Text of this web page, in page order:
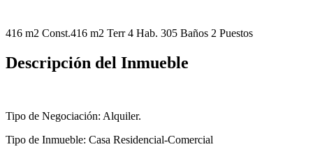
416 m2 Const.416 m2 Terr 4 Hab. 305 Baños 2 Puestos
Descripción del Inmueble
Tipo de Negociación: Alquiler.
Tipo de Inmueble: Casa Residencial-Comercial